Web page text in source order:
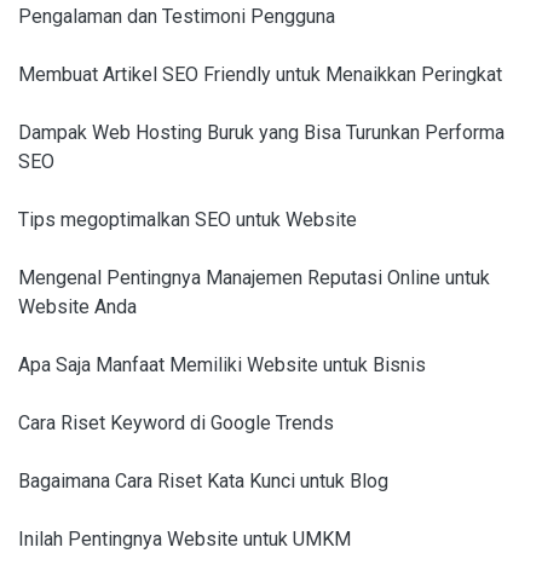
Pengalaman dan Testimoni Pengguna
Membuat Artikel SEO Friendly untuk Menaikkan Peringkat
Dampak Web Hosting Buruk yang Bisa Turunkan Performa
SEO
Tips megoptimalkan SEO untuk Website
Mengenal Pentingnya Manajemen Reputasi Online untuk
Website Anda
Apa Saja Manfaat Memiliki Website untuk Bisnis
Cara Riset Keyword di Google Trends
Bagaimana Cara Riset Kata Kunci untuk Blog
Inilah Pentingnya Website untuk UMKM